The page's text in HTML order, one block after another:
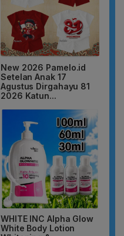
New 2026 Pamelo.id
Setelan Anak 17
Agustus Dirgahayu 81
2026 Katun...
WHITE INC Alpha Glow
White Body Lotion